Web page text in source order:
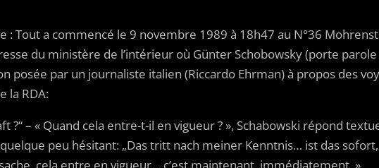
: Tout a commencé le 9 novembre 1989 à 18h47 au N°36
du ministère de l’intérieur où Günter Schobowsky (porte
posée par un journaliste italien (Riccardo Ehrman) à propos des
la RDA:
?“ – « Quand cela entre-t-il en vigueur ? », Schabowski répond
peu hésitant: „Das tritt nach meiner Kenntnis… ist das
cela entre en vigueur… c’est maintenant, immédiatement. »